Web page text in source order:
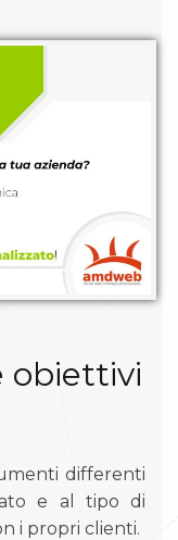
obiettivi
differenti
e al tipo di
i propri clienti.